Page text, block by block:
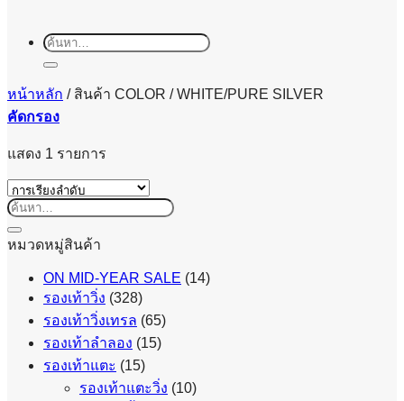
ค้นหา:
หน้าหลัก /สินค้า COLOR /WHITE/PURE SILVER
คัดกรอง
แสดง 1 รายการ
ค้นหา:
หมวดหมู่สินค้า
ON MID-YEAR SALE (14)
รองเท้าวิ่ง (328)
รองเท้าวิ่งเทรล (65)
รองเท้าลำลอง (15)
รองเท้าแตะ (15)
รองเท้าแตะวิ่ง (10)